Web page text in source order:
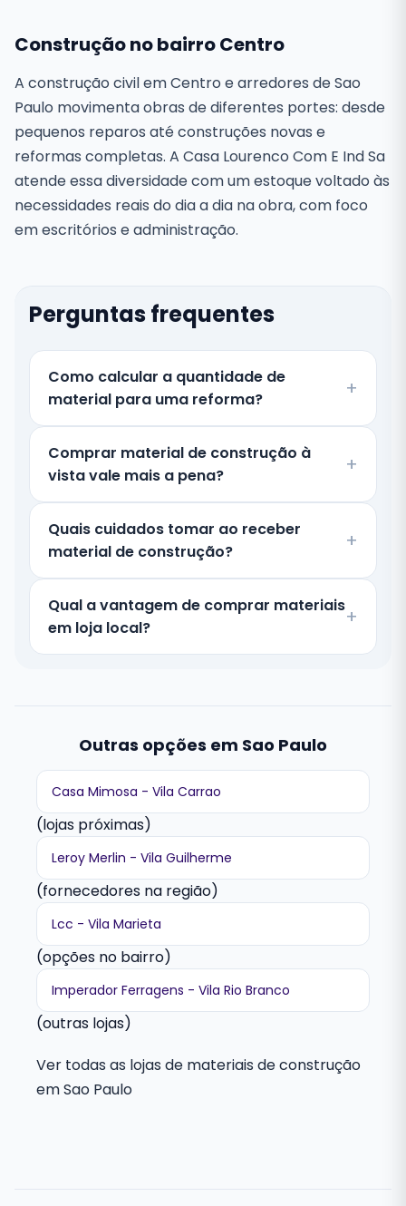
Construção no bairro Centro
A construção civil em Centro e arredores de Sao
Paulo movimenta obras de diferentes portes: desde
pequenos reparos até construções novas e
reformas completas. A Casa Lourenco Com E Ind Sa
atende essa diversidade com um estoque voltado às
necessidades reais do dia a dia na obra, com foco
em escritórios e administração.
Perguntas frequentes
Como calcular a quantidade de
material para uma reforma?
Comprar material de construção à
vista vale mais a pena?
Quais cuidados tomar ao receber
material de construção?
Qual a vantagem de comprar materiais
em loja local?
Outras opções em Sao Paulo
Casa Mimosa - Vila Carrao
(lojas próximas)
Leroy Merlin - Vila Guilherme
(fornecedores na região)
Lcc - Vila Marieta
(opções no bairro)
Imperador Ferragens - Vila Rio Branco
(outras lojas)
Ver todas as lojas de materiais de construção
em Sao Paulo